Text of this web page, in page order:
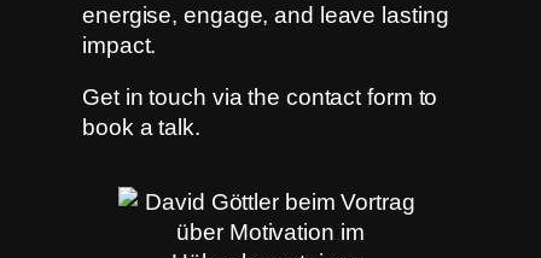
energise, engage, and leave lasting
impact.
Get in touch via the contact form to
book a talk.